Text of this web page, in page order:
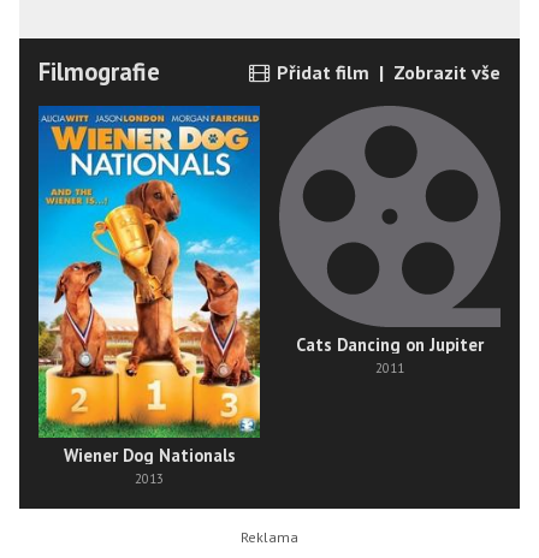
Filmografie Přidat film | Zobrazit vše
Wiener Dog Nationals
2013
Cats Dancing on Jupiter
2011